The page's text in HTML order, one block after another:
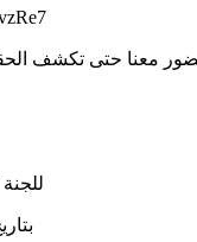
معنا حتى تكشف
بتاريخ : 09 شوال 1443